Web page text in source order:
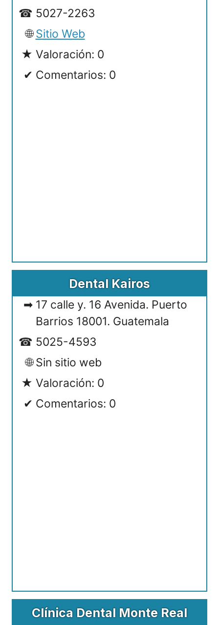
5027-2263
Sitio Web
Valoración: 0
Comentarios: 0
Dental Kairos
17 calle y. 16 Avenida. Puerto
Barrios 18001. Guatemala
5025-4593
Sin sitio web
Valoración: 0
Comentarios: 0
Clínica Dental Monte Real